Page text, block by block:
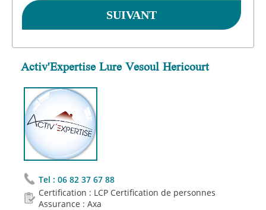
Activ'Expertise Lure Vesoul Hericourt
Tel : 06 82 37 67 88
Certification : LCP Certification de personnes
Assurance : Axa